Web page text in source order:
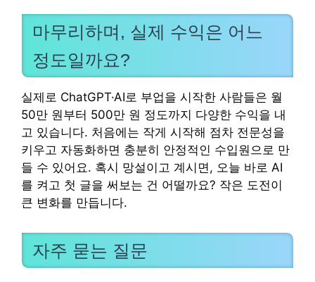
마무리하며, 실제 수익은 어느
정도일까요?
실제로 ChatGPT·AI로 부업을 시작한 사람들은 월
50만 원부터 500만 원 정도까지 다양한 수익을 내
고 있습니다. 처음에는 작게 시작해 점차 전문성을
키우고 자동화하면 충분히 안정적인 수입원으로 만
들 수 있어요. 혹시 망설이고 계시면, 오늘 바로 AI
를 켜고 첫 글을 써보는 건 어떨까요? 작은 도전이
큰 변화를 만듭니다.
자주 묻는 질문